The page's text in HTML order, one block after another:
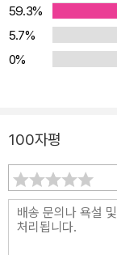
59.3%
5.7%
0%
100자평